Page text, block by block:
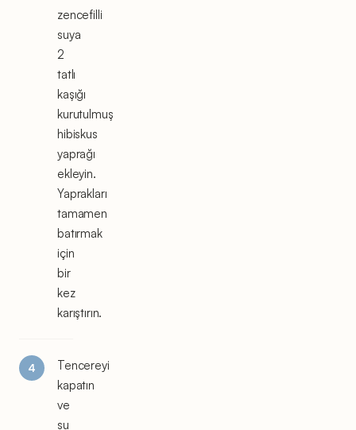
zencefilli
suya
2
tatlı
kaşığı
kurutulmuş
hibiskus
yaprağı
ekleyin.
Yaprakları
tamamen
batırmak
için
bir
kez
karıştırın.
Tencereyi
kapatın
ve
su